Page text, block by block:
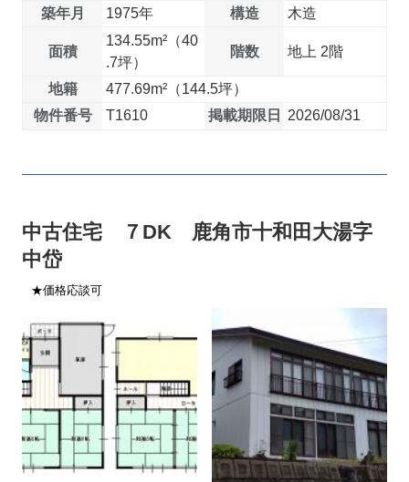
築年月
1975年 構造 木造
面積
134.55m²（40
.7坪）
階数 地上 2階
地籍
477.69m²（144.5坪）
物件番号
T1610 掲載期限日 2026/08/31
中古住宅 ７DK 鹿角市十和田大湯字
中岱
★価格応談可